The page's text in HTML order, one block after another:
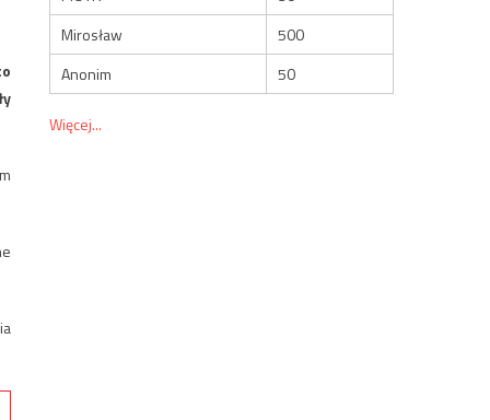
Mirosław
500
Anonim
50
Więcej...